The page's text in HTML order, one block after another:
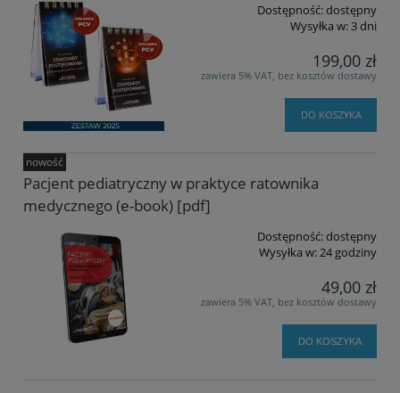
Dostępność:dostępny
Wysyłka w: 3 dni
199,00 zł
zawiera 5% VAT, bez kosztów dostawy
DO KOSZYKA
Pacjent pediatryczny w praktyce ratownika
medycznego (e-book) [pdf]
Dostępność:dostępny
Wysyłka w:24 godziny
49,00 zł
zawiera 5% VAT, bez kosztów dostawy
DO KOSZYKA
nowość